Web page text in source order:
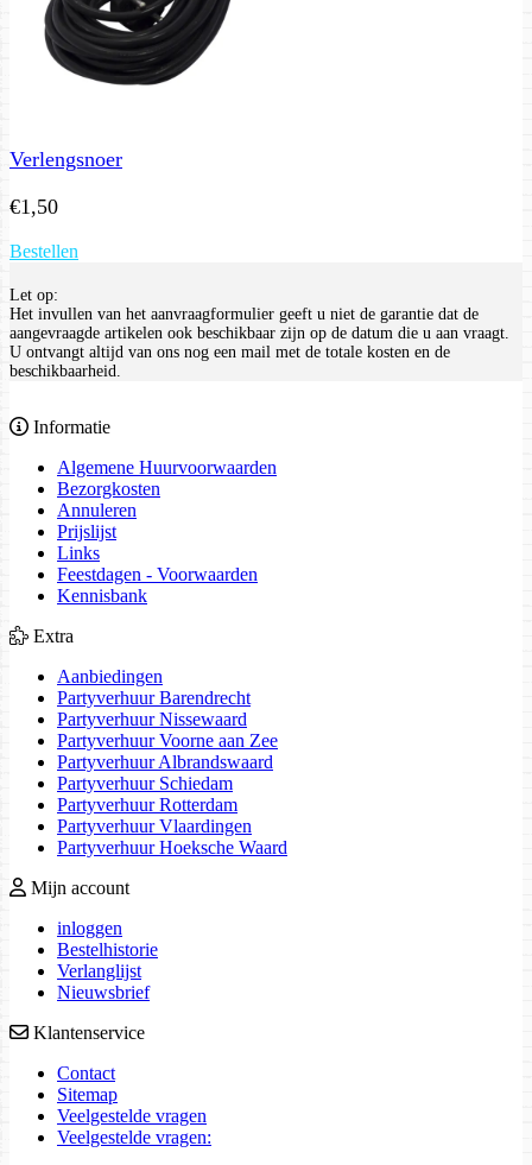
Verlengsnoer
€1,50
Bestellen
Let op:
Het invullen van het aanvraagformulier geeft u niet de garantie dat de
aangevraagde artikelen ook beschikbaar zijn op de datum die u aan vraagt.
U ontvangt altijd van ons nog een mail met de totale kosten en de
beschikbaarheid.
Informatie
Algemene Huurvoorwaarden
Bezorgkosten
Annuleren
Prijslijst
Links
Feestdagen - Voorwaarden
Kennisbank
Extra
Aanbiedingen
Partyverhuur Barendrecht
Partyverhuur Nissewaard
Partyverhuur Voorne aan Zee
Partyverhuur Albrandswaard
Partyverhuur Schiedam
Partyverhuur Rotterdam
Partyverhuur Vlaardingen
Partyverhuur Hoeksche Waard
Mijn account
inloggen
Bestelhistorie
Verlanglijst
Nieuwsbrief
Klantenservice
Contact
Sitemap
Veelgestelde vragen
Veelgestelde vragen: